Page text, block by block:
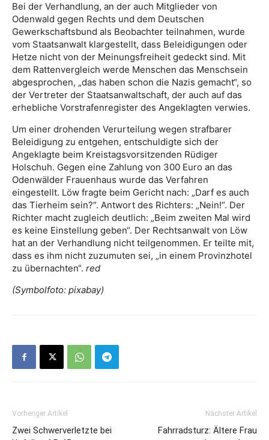
Bei der Verhandlung, an der auch Mitglieder von
Odenwald gegen Rechts und dem Deutschen
Gewerkschaftsbund als Beobachter teilnahmen, wurde
vom Staatsanwalt klargestellt, dass Beleidigungen oder
Hetze nicht von der Meinungsfreiheit gedeckt sind. Mit
dem Rattenvergleich werde Menschen das Menschsein
abgesprochen, „das haben schon die Nazis gemacht“, so
der Vertreter der Staatsanwaltschaft, der auch auf das
erhebliche Vorstrafenregister des Angeklagten verwies.
Um einer drohenden Verurteilung wegen strafbarer
Beleidigung zu entgehen, entschuldigte sich der
Angeklagte beim Kreistagsvorsitzenden Rüdiger
Holschuh. Gegen eine Zahlung von 300 Euro an das
Odenwälder Frauenhaus wurde das Verfahren
eingestellt. Löw fragte beim Gericht nach: „Darf es auch
das Tierheim sein?“. Antwort des Richters: „Nein!“. Der
Richter macht zugleich deutlich: „Beim zweiten Mal wird
es keine Einstellung geben“. Der Rechtsanwalt von Löw
hat an der Verhandlung nicht teilgenommen. Er teilte mit,
dass es ihm nicht zuzumuten sei, „in einem Provinzhotel
zu übernachten“. red
(Symbolfoto: pixabay)
Vorheriger Artikel
Zwei Schwerverletzte bei
Nächster Artikel
Fahrradsturz: Ältere Frau